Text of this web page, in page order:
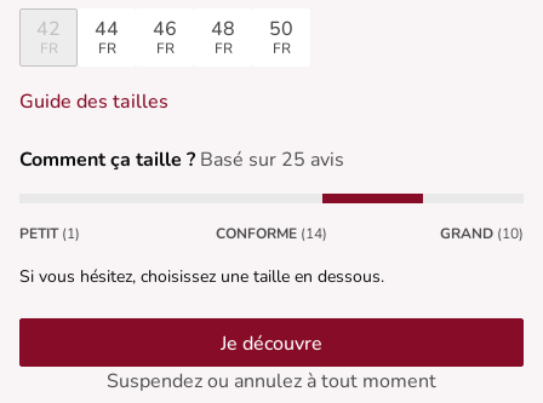
42
FR
44
FR
46
FR
48
FR
50
FR
Guide des tailles
Comment ça taille ? Basé sur 25 avis
PETIT (1) CONFORME (14) GRAND (10)
Si vous hésitez, choisissez une taille en dessous.
Je découvre
Suspendez ou annulez à tout moment